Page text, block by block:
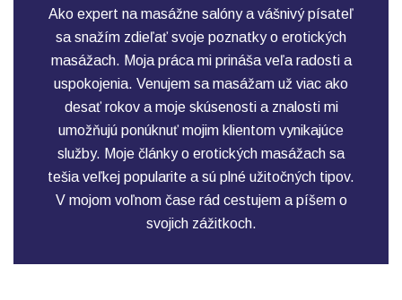
Ako expert na masážne salóny a vášnivý písateľ
sa snažím zdieľať svoje poznatky o erotických
masážach. Moja práca mi prináša veľa radosti a
uspokojenia. Venujem sa masážam už viac ako
desať rokov a moje skúsenosti a znalosti mi
umožňujú ponúknuť mojim klientom vynikajúce
služby. Moje články o erotických masážach sa
tešia veľkej popularite a sú plné užitočných tipov.
V mojom voľnom čase rád cestujem a píšem o
svojich zážitkoch.